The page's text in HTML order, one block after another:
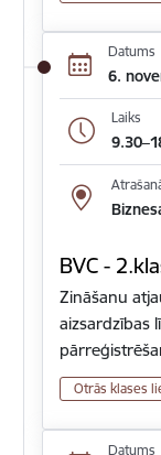
Datums
6.
Laiks
BVC -
Zināšanu
aizsardzības
Otrās klases
Datums